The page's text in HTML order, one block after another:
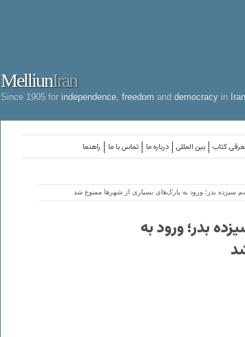
MelliunIran
Since 1905 for independence freedom and democracy in Iran
راهنما تماس با ما درباره ما بین المللی کتاب
سیزده بدر؛ ورود به پارک‌های بسیاری از شهرها ممنوع شد
بدر؛ ورود به